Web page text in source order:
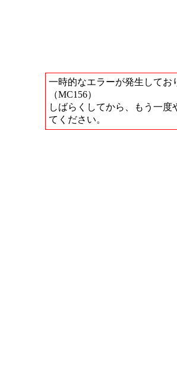
一時的なエラーが発生してお
（MC156）
しばらくしてから、もう一度
てください。